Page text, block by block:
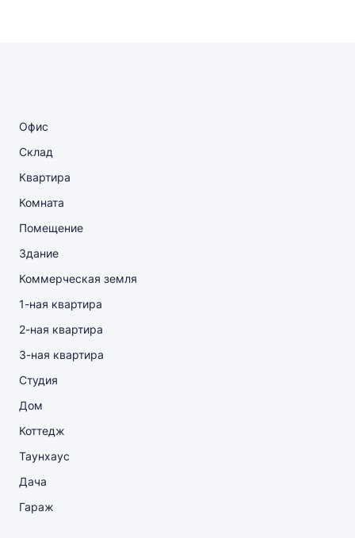
Офис
Склад
Квартира
Комната
Помещение
Здание
Коммерческая земля
1-ная квартира
2-ная квартира
3-ная квартира
Студия
Дом
Коттедж
Таунхаус
Дача
Гараж